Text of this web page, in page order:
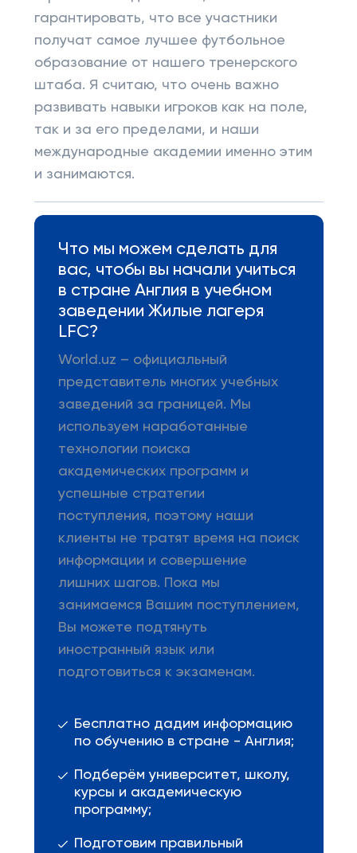
гарантировать, что все участники
получат самое лучшее футбольное
образование от нашего тренерского
штаба. Я считаю, что очень важно
развивать навыки игроков как на поле,
так и за его пределами, и наши
международные академии именно этим
и занимаются.
Что мы можем сделать для
вас, чтобы вы начали учиться
в стране Англия в учебном
заведении Жилые лагеря
LFC?
World.uz – официальный
представитель многих учебных
заведений за границей. Мы
используем наработанные
технологии поиска
академических программ и
успешные стратегии
поступления, поэтому наши
клиенты не тратят время на поиск
информации и совершение
лишних шагов. Пока мы
занимаемся Вашим поступлением,
Вы можете подтянуть
иностранный язык или
подготовиться к экзаменам.
Бесплатно дадим информацию
по обучению в стране - Англия;
Подберём университет, школу,
курсы и академическую
программу;
Подготовим правильный